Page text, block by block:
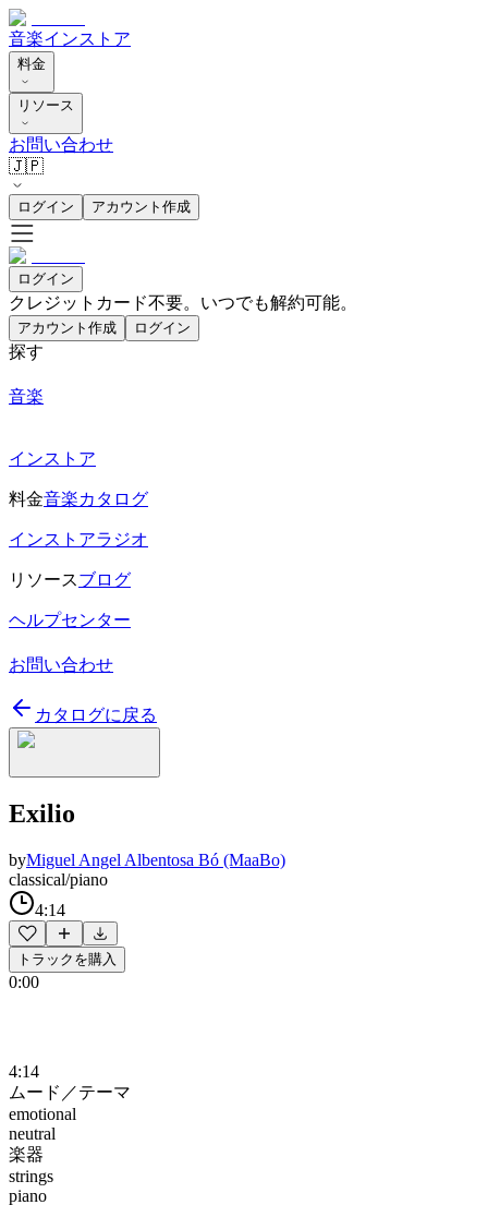
音楽インストア
料金
リソース
お問い合わせ
🇯🇵
ログイン アカウント作成
ログイン
クレジットカード不要。いつでも解約可能。
アカウント作成 ログイン
探す
音楽
インストア
料金音楽カタログ
インストアラジオ
リソースブログ
ヘルプセンター
お問い合わせ
カタログに戻る
Exilio
byMiguel Angel Albentosa Bó (MaaBo)
classical/piano
4:14
トラックを購入
0:00
4:14
ムード／テーマ
emotional
neutral
楽器
strings
piano